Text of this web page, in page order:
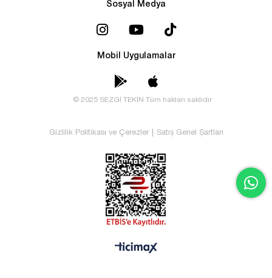
Sosyal Medya
Mobil Uygulamalar
© 2025 SEZGİ TEKİN Tüm hakları saklıdır
Gizlilik Politikası ve Çerezler Satış Genel Şartları